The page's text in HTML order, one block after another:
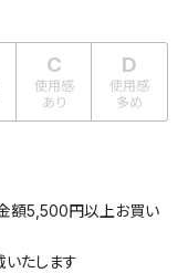
C
使用感
あり
D
使用感
多め
額5,500円以上お買い
たします